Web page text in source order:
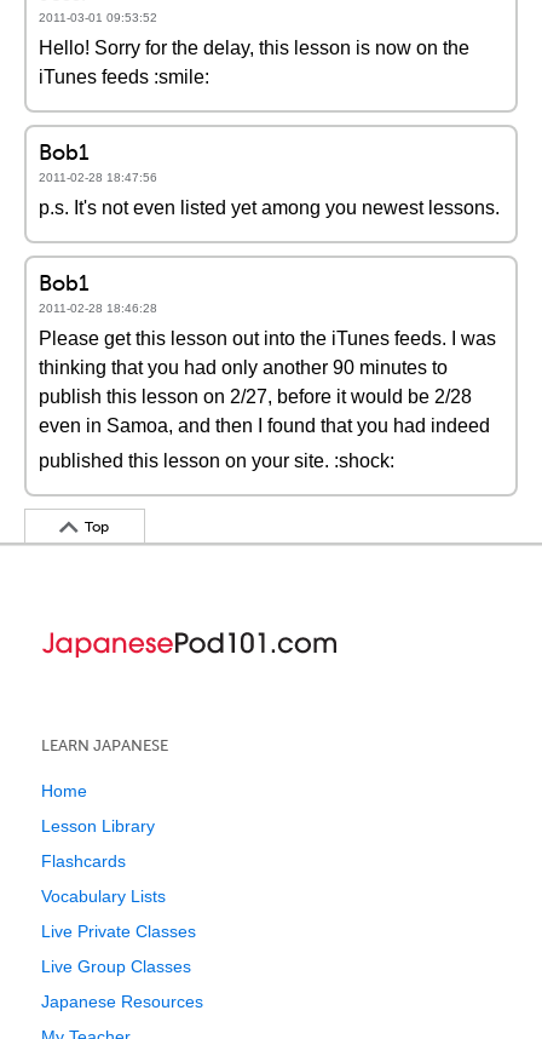
2011-03-01 09:53:52
Hello! Sorry for the delay, this lesson is now on the
iTunes feeds :smile:
Bob1
2011-02-28 18:47:56
p.s. It's not even listed yet among you newest lessons.
Bob1
2011-02-28 18:46:28
Please get this lesson out into the iTunes feeds. I was
thinking that you had only another 90 minutes to
publish this lesson on 2/27, before it would be 2/28
even in Samoa, and then I found that you had indeed
published this lesson on your site. :shock:
Top
LEARN JAPANESE
Home
Lesson Library
Flashcards
Vocabulary Lists
Live Private Classes
Live Group Classes
Japanese Resources